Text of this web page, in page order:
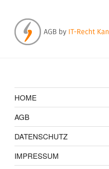
HOME
AGB
DATENSCHUTZ
IMPRESSUM